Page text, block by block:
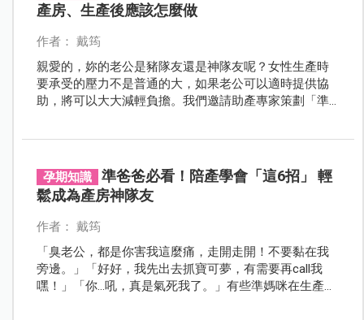
產房、生產後應該怎麼做
作者： 戴筠
親愛的，妳的老公是豬隊友還是神隊友呢？女性生產時
要承受的壓力不是普通的大，如果老公可以適時提供協
助，將可以大大減輕負擔。我們邀請助產專家策劃「準
孕期知識
準爸爸必看！陪產學會「這6招」 輕
鬆成為產房神隊友
作者： 戴筠
「臭老公，都是你害我這麼痛，走開走開！不要黏在我
旁邊。」「好好，我先出去抓寶可夢，有需要再call我
嘿！」「你…吼，真是氣死我了。」有些準媽咪在生產時